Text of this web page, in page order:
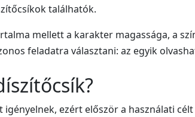
találhatók.
mellett a karakter magassága, a
feladatra választani: az egyik
ezért először a használati